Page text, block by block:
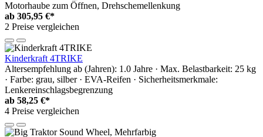
Motorhaube zum Öffnen, Drehschemellenkung
ab 305,95 €*
2 Preise vergleichen
Kinderkraft 4TRIKE
Altersempfehlung ab (Jahren): 1.0 Jahre · Max. Belastbarkeit: 25 kg
· Farbe: grau, silber · EVA-Reifen · Sicherheitsmerkmale:
Lenkereinschlagsbegrenzung
ab 58,25 €*
4 Preise vergleichen